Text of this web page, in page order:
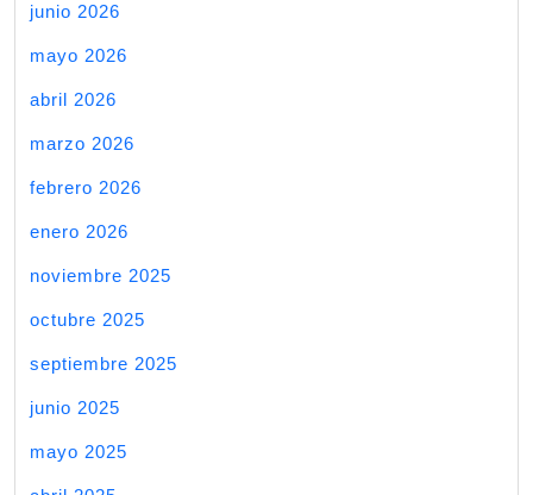
junio 2026
mayo 2026
abril 2026
marzo 2026
febrero 2026
enero 2026
noviembre 2025
octubre 2025
septiembre 2025
junio 2025
mayo 2025